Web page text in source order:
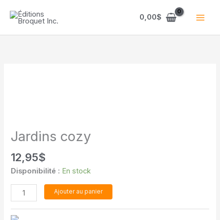
0,00$
Jardins cozy
12,95$
Disponibilité : En stock
quantité
de
Jardins
Ajouter au panier